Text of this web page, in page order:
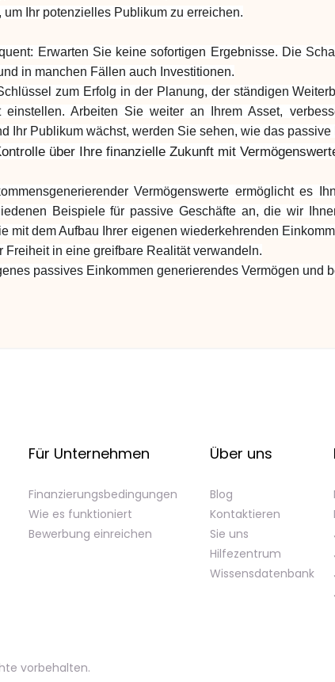
Ihr potenzielles Publikum zu erreichen.
Erwarten Sie keine sofortigen Ergebnisse. Die
in manchen Fällen auch Investitionen.
zum Erfolg in der Planung, der ständigen
einstellen. Arbeiten Sie weiter an Ihrem Asset,
Ihr Publikum wächst, werden Sie sehen, wie das
über Ihre finanzielle Zukunft mit
Vermögenswerte ermöglicht
Beispiele für passive Geschäfte an, die wir
mit dem Aufbau Ihrer eigenen wiederkehrenden
Freiheit in eine greifbare Realität verwandeln.
passives Einkommen generierendes Vermögen
Für Unternehmen
Finanzierungsbedingungen
Wie es funktioniert
Bewerbung einreichen
Über uns
Blog
Kontaktieren
Sie uns
Hilfezentrum
Wissensdatenbank
vorbehalten.